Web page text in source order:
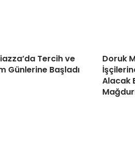
Tercih ve
Günlerine Başladı
Doruk
Alacak